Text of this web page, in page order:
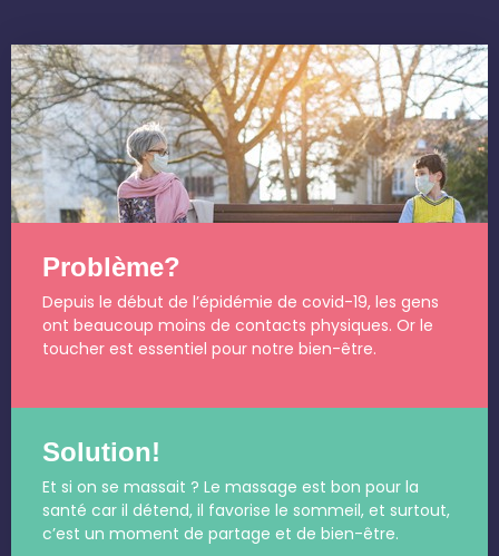
Problème?
Depuis le début de l’épidémie de covid-19, les gens
ont beaucoup moins de contacts physiques. Or le
toucher est essentiel pour notre bien-être.
Solution!
Et si on se massait ? Le massage est bon pour la
santé car il détend, il favorise le sommeil, et surtout,
c’est un moment de partage et de bien-être.